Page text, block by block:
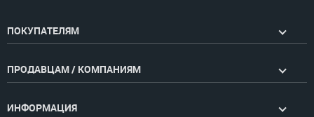
ПОКУПАТЕЛЯМ
ПРОДАВЦАМ / КОМПАНИЯМ
ИНФОРМАЦИЯ